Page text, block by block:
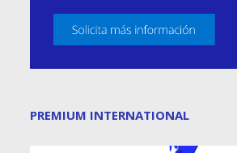
PREMIUM INTERNATIONAL